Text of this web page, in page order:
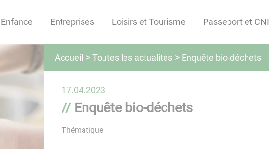
Enfance Entreprises Loisirs et Tourisme Passeport et CNI
Accueil Toutes les actualités Enquête bio-déchets
17.04.2023
Enquête bio-déchets
Thématique